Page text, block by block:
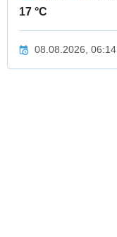
17 °C
08.08.2026, 06:14